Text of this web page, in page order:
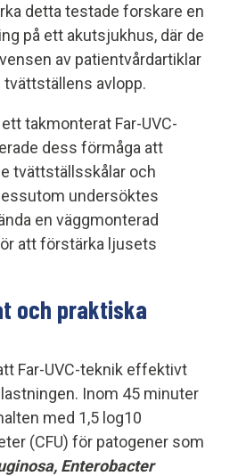
detta testade forskare en
på ett akutsjukhus, där de
av patientvårdartiklar
avlopp.
takmonterat Far-UVC-
dess förmåga att
tvättställsskålar och
undersöktes
en väggmonterad
att förstärka ljusets
och praktiska
Far-UVC-teknik effektivt
Inom 45 minuter
med 1,5 log10
(CFU) för patogener som
Enterobacter